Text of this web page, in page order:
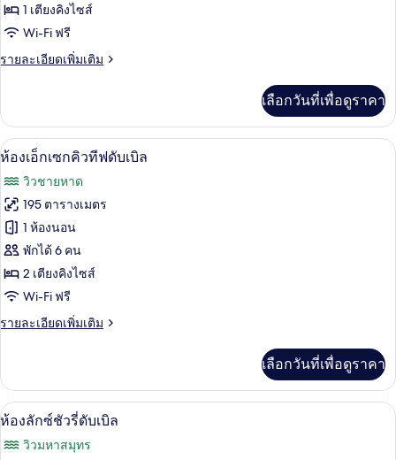
พรีเมียม
ดับเบิล
1 เตียงคิงไซส์
Wi-Fi ฟรี
รายละเอียดเพิ่มเติม
ราย
เกี่ยว
กับ
ห้อง
ดับเบิล
เลือกวันที่เพื่อดูราคา
เปิด
ภาพถ่าย
ทั้งหมด
ของ
ห้อง
เอ็ก
เซก
คิว
ดับเบิล
ห้องเอ็กเซกคิวทีฟดับเบิล | 1 ห้องนอน,
14
ห้องเอ็กเซกคิวทีฟดับเบิล
วิวชายหาด
195 ตารางเมตร
1 ห้องนอน
พักได้ 6 คน
2 เตียงคิงไซส์
Wi-Fi ฟรี
รายละเอียดเพิ่มเติม
ราย
เกี่ยว
กับ
ห้อง
เซก
เลือกวันที่เพื่อดูราคา
เปิด
ภาพถ่าย
ห้องลักซ์ชัวรี่ดับเบิล | 1 ห้องนอน, มินิบ
1
ห้องลักซ์ชัวรี่ดับเบิล
วิวมหาสมุทร